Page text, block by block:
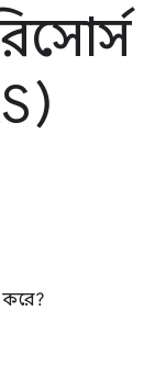
করে?